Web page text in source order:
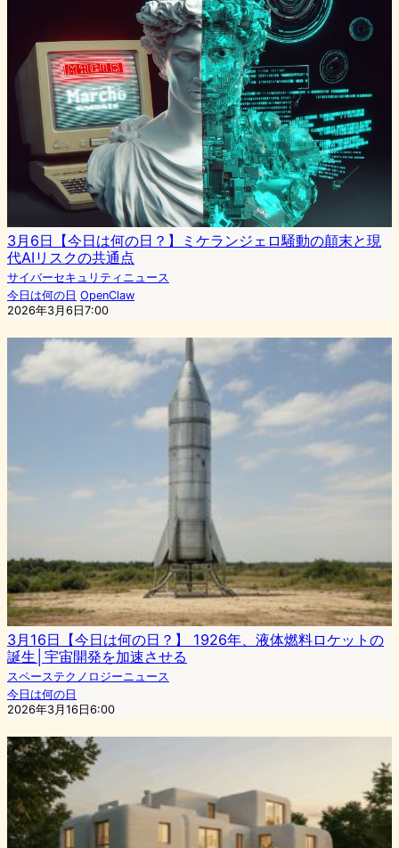
3月6日【今日は何の日？】ミケランジェロ騒動の顛末と現
代AIリスクの共通点
サイバーセキュリティニュース
今日は何の日 OpenClaw
2026年3月6日7:00
3月16日【今日は何の日？】 1926年、液体燃料ロケットの
誕生│宇宙開発を加速させる
スペーステクノロジーニュース
今日は何の日
2026年3月16日6:00